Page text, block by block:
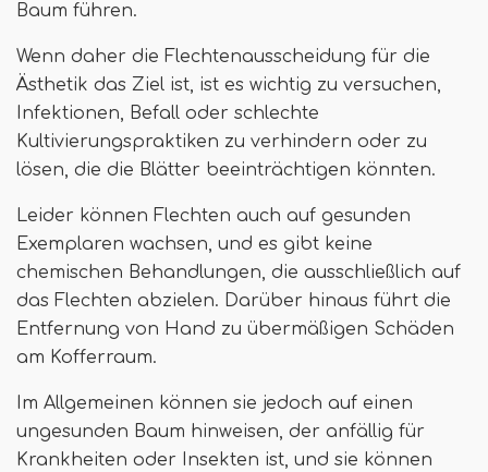
Baum führen.
Wenn daher die Flechtenausscheidung für die
Ästhetik das Ziel ist, ist es wichtig zu versuchen,
Infektionen, Befall oder schlechte
Kultivierungspraktiken zu verhindern oder zu
lösen, die die Blätter beeinträchtigen könnten.
Leider können Flechten auch auf gesunden
Exemplaren wachsen, und es gibt keine
chemischen Behandlungen, die ausschließlich auf
das Flechten abzielen. Darüber hinaus führt die
Entfernung von Hand zu übermäßigen Schäden
am Kofferraum.
Im Allgemeinen können sie jedoch auf einen
ungesunden Baum hinweisen, der anfällig für
Krankheiten oder Insekten ist, und sie können